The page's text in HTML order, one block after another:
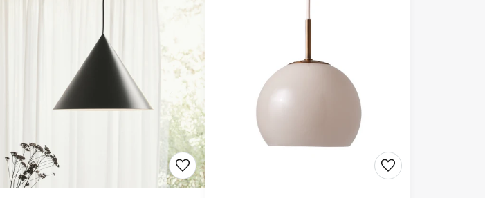
Fermer
Remise
supplémentaire
-10 % suppl.
dès 109 €